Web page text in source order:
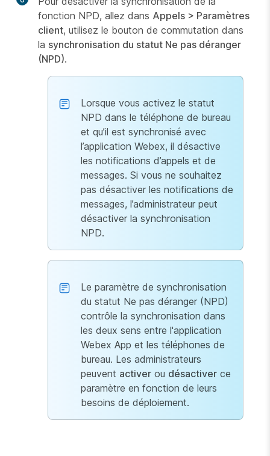
fonction NPD, allez dans Appels > Paramètres
client, utilisez le bouton de commutation dans
la synchronisation du statut Ne pas déranger
(NPD).
Lorsque vous activez le statut
NPD dans le téléphone de bureau
et qu’il est synchronisé avec
l’application Webex, il désactive
les notifications d’appels et de
messages. Si vous ne souhaitez
pas désactiver les notifications de
messages, l’administrateur peut
désactiver la synchronisation
NPD.
Le paramètre de synchronisation
du statut Ne pas déranger (NPD)
contrôle la synchronisation dans
les deux sens entre l'application
Webex App et les téléphones de
bureau. Les administrateurs
peuvent activer ou désactiver ce
paramètre en fonction de leurs
besoins de déploiement.